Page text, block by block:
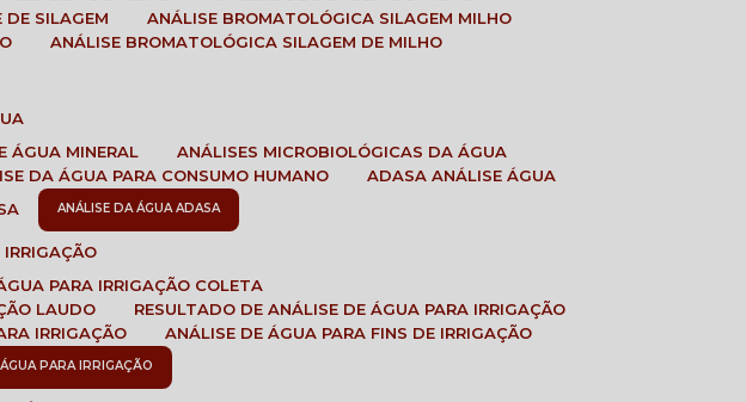
DE SILAGEM
ANÁLISE BROMATOLÓGICA SILAGEM MILHO
ANÁLISE BROMATOLÓGICA SILAGEM DE MILHO
ÁGUA MINERAL
ANÁLISES MICROBIOLÓGICAS DA ÁGUA
DA ÁGUA PARA CONSUMO HUMANO
ADASA ANÁLISE ÁGUA
ANÁLISE DA ÁGUA ADASA
IRRIGAÇÃO
PARA IRRIGAÇÃO COLETA
LAUDO
RESULTADO DE ANÁLISE DE ÁGUA PARA IRRIGAÇÃO
IRRIGAÇÃO
ANÁLISE DE ÁGUA PARA FINS DE IRRIGAÇÃO
ÁGUA PARA IRRIGAÇÃO